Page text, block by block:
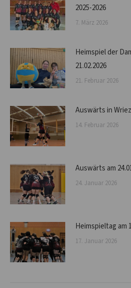
2025-2026
7. März 2026
Heimspiel der
21.02.2026
21. Februar 2026
Auswärts in
14. Februar 2026
Auswärts am
24. Januar 2026
Heimspieltag am
17. Januar 2026